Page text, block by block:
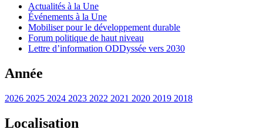
Actualités à la Une
Événements à la Une
Mobiliser pour le développement durable
Forum politique de haut niveau
Lettre d’information ODDyssée vers 2030
Année
2026 2025 2024 2023 2022 2021 2020 2019 2018
Localisation